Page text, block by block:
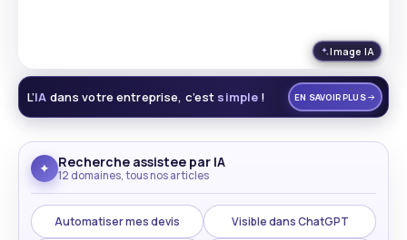
Image IA
L’IA dans votre entreprise, c’est simple ! EN SAVOIR PLUS
✦ Recherche assistee par IA
12 domaines, tous nos articles
Automatiser mes devis Visible dans ChatGPT